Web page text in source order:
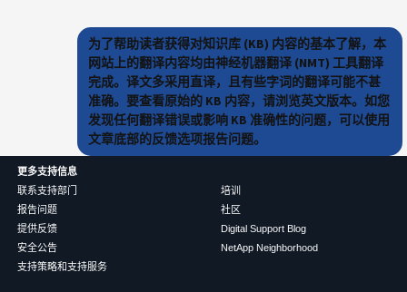
为了帮助读者获得对知识库 (KB) 内容的基本了解，本
网站上的翻译内容均由神经机器翻译 (NMT) 工具翻译
完成。译文多采用直译，且有些字词的翻译可能不甚
准确。要查看原始的 KB 内容，请浏览英文版本。如您
发现任何翻译错误或影响 KB 准确性的问题，可以使用
文章底部的反馈选项报告问题。
更多支持信息
联系支持部门
报告问题
提供反馈
安全公告
支持策略和支持服务
培训
社区
Digital Support Blog
NetApp Neighborhood